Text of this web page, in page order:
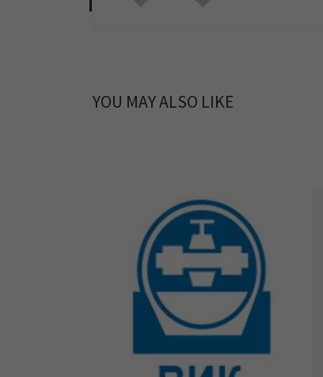
YOU MAY ALSO LIKE